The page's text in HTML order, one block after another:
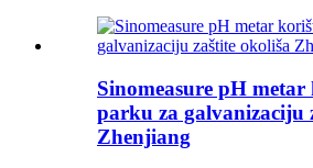
Sinomeasure pH metar
parku za galvanizaciju
Zhenjiang